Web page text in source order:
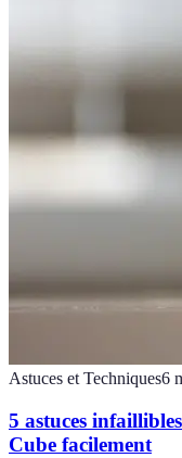
Astuces et Techniques6
5 astuces
Cube facilement